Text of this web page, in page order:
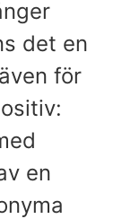
det en
för
en